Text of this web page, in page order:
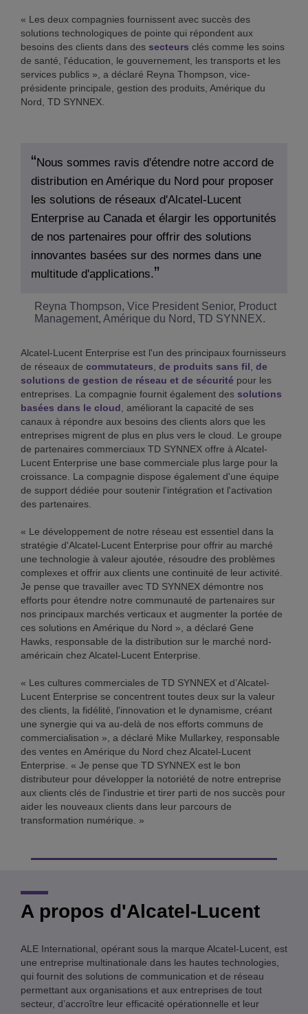
« Les deux compagnies fournissent avec succès des
solutions technologiques de pointe qui répondent aux
besoins des clients dans des secteurs clés comme les soins
de santé, l'éducation, le gouvernement, les transports et les
services publics », a déclaré Reyna Thompson, vice-
présidente principale, gestion des produits, Amérique du
Nord, TD SYNNEX.
Nous sommes ravis d'étendre notre accord de
distribution en Amérique du Nord pour proposer
les solutions de réseaux d'Alcatel-Lucent
Enterprise au Canada et élargir les opportunités
de nos partenaires pour offrir des solutions
innovantes basées sur des normes dans une
multitude d'applications.
Reyna Thompson, Vice President Senior, Product
Management, Amérique du Nord, TD SYNNEX.
Alcatel-Lucent Enterprise est l'un des principaux fournisseurs
de réseaux de commutateurs de produits sans fil de
solutions de gestion de réseau et de sécurité pour les
entreprises. La compagnie fournit également des solutions
basées dans le cloud , améliorant la capacité de ses
canaux à répondre aux besoins des clients alors que les
entreprises migrent de plus en plus vers le cloud. Le groupe
de partenaires commerciaux TD SYNNEX offre à Alcatel-
Lucent Enterprise une base commerciale plus large pour la
croissance. La compagnie dispose également d'une équipe
de support dédiée pour soutenir l'intégration et l'activation
des partenaires.
« Le développement de notre réseau est essentiel dans la
stratégie d'Alcatel-Lucent Enterprise pour offrir au marché
une technologie à valeur ajoutée, résoudre des problèmes
complexes et offrir aux clients une continuité de leur activité.
Je pense que travailler avec TD SYNNEX démontre nos
efforts pour étendre notre communauté de partenaires sur
nos principaux marchés verticaux et augmenter la portée de
ces solutions en Amérique du Nord », a déclaré Gene
Hawks, responsable de la distribution sur le marché nord-
américain chez Alcatel-Lucent Enterprise.
« Les cultures commerciales de TD SYNNEX et d’Alcatel-
Lucent Enterprise se concentrent toutes deux sur la valeur
des clients, la fidélité, l'innovation et le dynamisme, créant
une synergie qui va au-delà de nos efforts communs de
commercialisation », a déclaré Mike Mullarkey, responsable
des ventes en Amérique du Nord chez Alcatel-Lucent
Enterprise. « Je pense que TD SYNNEX est le bon
distributeur pour développer la notoriété de notre entreprise
aux clients clés de l'industrie et tirer parti de nos succès pour
aider les nouveaux clients dans leur parcours de
transformation numérique. »
A propos d'Alcatel-Lucent
ALE International, opérant sous la marque Alcatel-Lucent, est
une entreprise multinationale dans les hautes technologies,
qui fournit des solutions de communication et de réseau
permettant aux organisations et aux entreprises de tout
secteur, d’accroître leur efficacité opérationnelle et leur